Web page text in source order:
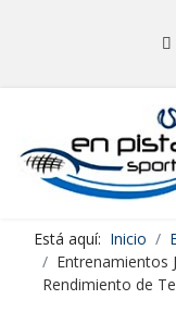
Está aquí: Inicio
Entrenamientos
Rendimiento de